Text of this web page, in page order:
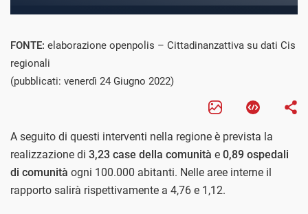
FONTE: elaborazione openpolis – Cittadinanzattiva su dati Cis
regionali
(pubblicati: venerdì 24 Giugno 2022)
A seguito di questi interventi nella regione è prevista la
realizzazione di 3,23 case della comunità e 0,89 ospedali
di comunità ogni 100.000 abitanti. Nelle aree interne il
rapporto salirà rispettivamente a 4,76 e 1,12.